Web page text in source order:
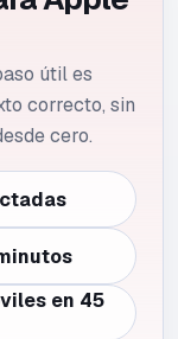
útil es
correcto, sin
cero.
en 45